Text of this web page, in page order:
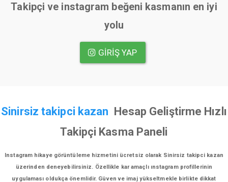
Takipçi ve instagram beğeni kasmanın en iyi
yolu
GIRIŞ YAP
Sinirsiz takipci kazan Hesap Geliştirme Hızlı
Takipçi Kasma Paneli
Instagram hikaye görüntüleme hizmetini ücretsiz olarak Sinirsiz takipci kazan
üzerinden deneyebilirsiniz. Özellikle kar amaçlı ınstagram profillerinin
uygulaması oldukça önemlidir. Güven ve imaj yükseltmekle birlikte dikkat